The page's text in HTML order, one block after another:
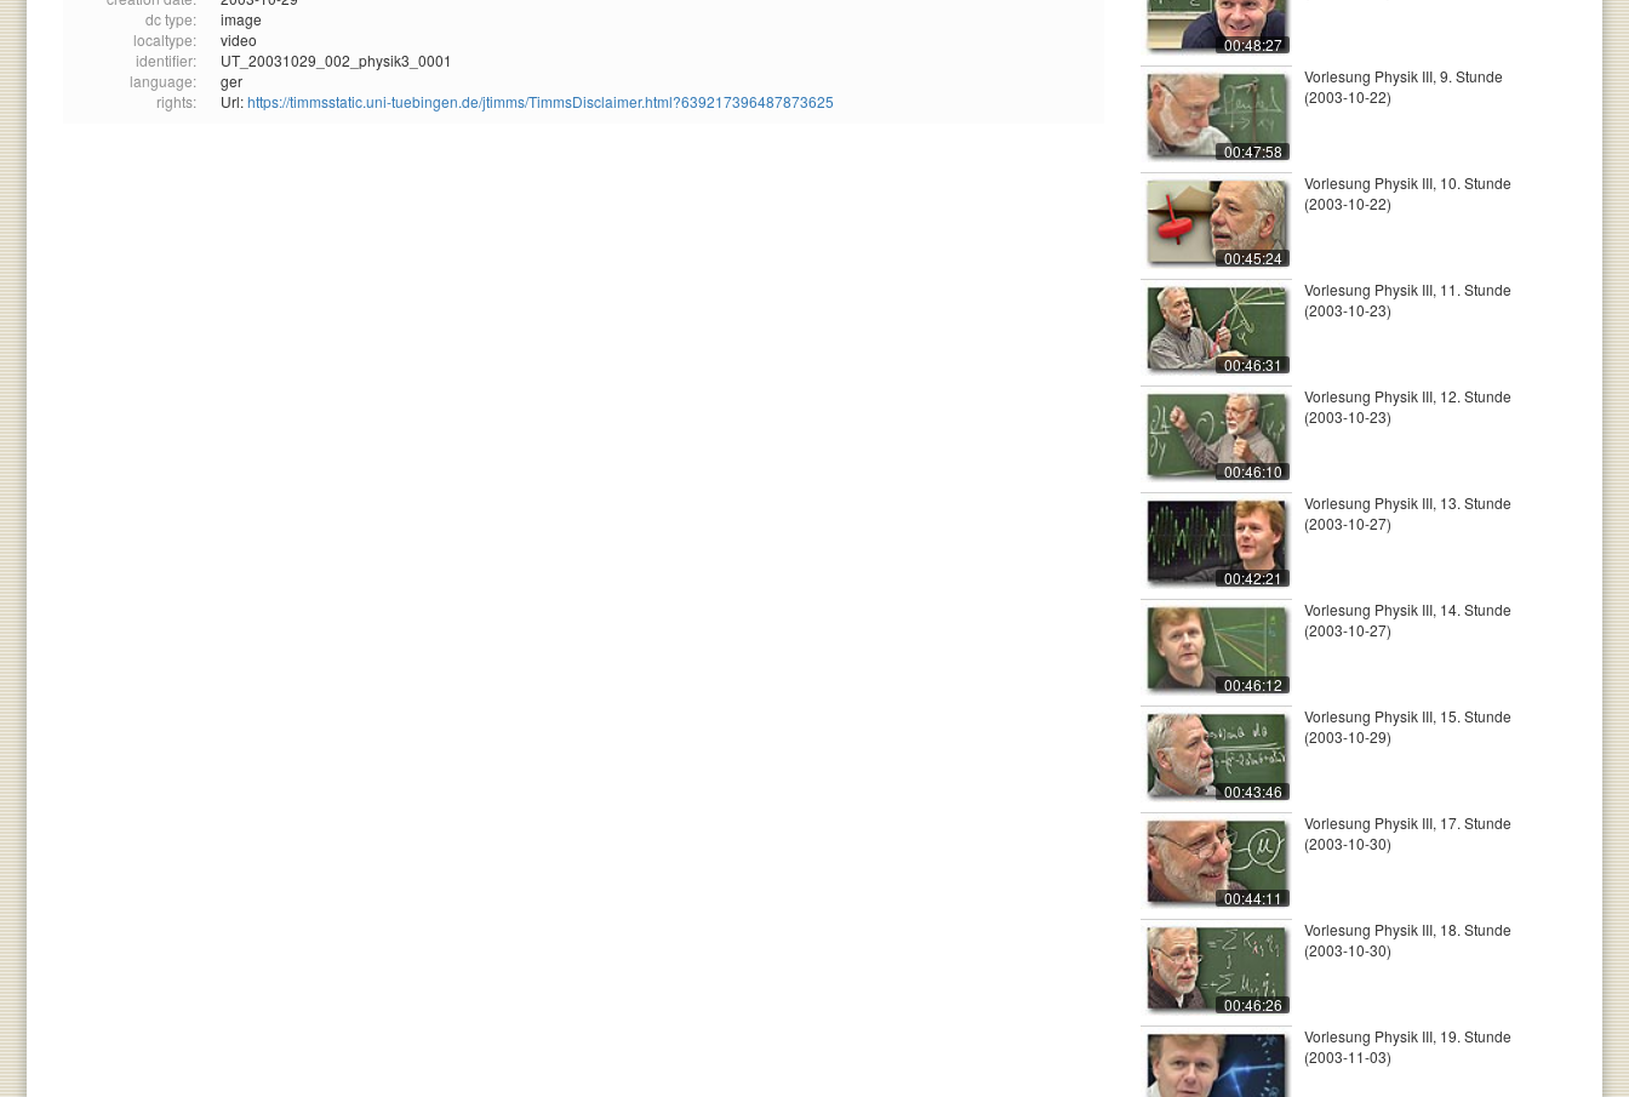
dc type:
image
localtype:
video
identifier:
UT_20031029_002_physik3_0001
language:
ger
rights:
Url:https://timmsstatic.uni-tuebingen.de/jtimms/TimmsDisclaimer.html?639217396487873625
00:48:27
00:47:58
Vorlesung Physik III, 9. Stunde
(2003-10-22)
00:45:24
Vorlesung Physik III, 10. Stunde
(2003-10-22)
00:46:31
Vorlesung Physik III, 11. Stunde
(2003-10-23)
00:46:10
Vorlesung Physik III, 12. Stunde
(2003-10-23)
00:42:21
Vorlesung Physik III, 13. Stunde
(2003-10-27)
00:46:12
Vorlesung Physik III, 14. Stunde
(2003-10-27)
00:43:46
Vorlesung Physik III, 15. Stunde
(2003-10-29)
00:44:11
Vorlesung Physik III, 17. Stunde
(2003-10-30)
00:46:26
Vorlesung Physik III, 18. Stunde
(2003-10-30)
Vorlesung Physik III, 19. Stunde
(2003-11-03)